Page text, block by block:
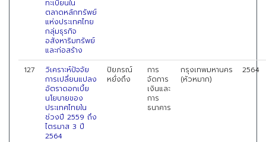
ทะเบียนใน
ตลาดหลักทรัพย์
แห่งประเทศไทย
กลุ่มธุรกิจ
อสังหาริมทรัพย์
และก่อสร้าง
127
วิเคราะห์ปัจจัย
การเปลี่ยนแปลง
อัตราดอกเบี้ย
นโยบายของ
ประเทศไทยใน
ช่วงปี 2559 ถึง
ไตรมาส 3 ปี
2564
ปิยภรณ์
หยั่งถึง
การ
จัดการ
เงินและ
การ
ธนาคาร
กรุงเทพมหานคร
(หัวหมาก)
2564